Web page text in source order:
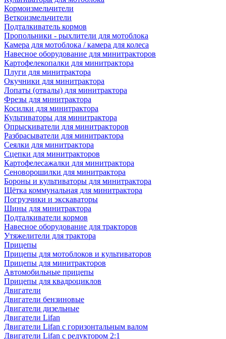
Кормоизмельчители
Веткоизмельчители
Подталкиватель кормов
Пропольники - рыхлители для мотоблока
Камера для мотоблока / камера для колеса
Навесное оборудование для минитракторов
Картофелекопалки для минитрактора
Плуги для минитрактора
Окучники для минитрактора
Лопаты (отвалы) для минитрактора
Фрезы для минитрактора
Косилки для минитрактора
Культиваторы для минитрактора
Опрыскиватели для минитракторов
Разбрасыватели для минитрактора
Сеялки для минитрактора
Сцепки для минитракторов
Картофелесажалки для минитрактора
Сеноворошилки для минитрактора
Бороны и культиваторы для минитрактора
Щётка коммунальная для минитрактора
Погрузчики и экскаваторы
Шины для минитрактора
Подталкиватели кормов
Навесное оборудование для тракторов
Утяжелители для трактора
Прицепы
Прицепы для мотоблоков и культиваторов
Прицепы для минитракторов
Автомобильные прицепы
Прицепы для квадроциклов
Двигатели
Двигатели бензиновые
Двигатели дизельные
Двигатели Lifan
Двигатели Lifan с горизонтальным валом
Двигатели Lifan с редуктором 2:1